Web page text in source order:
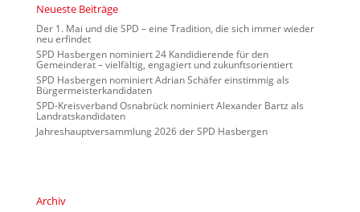
Neueste Beiträge
Der 1. Mai und die SPD – eine Tradition, die sich immer wieder
neu erfindet
SPD Hasbergen nominiert 24 Kandidierende für den
Gemeinderat – vielfältig, engagiert und zukunftsorientiert
SPD Hasbergen nominiert Adrian Schäfer einstimmig als
Bürgermeisterkandidaten
SPD-Kreisverband Osnabrück nominiert Alexander Bartz als
Landratskandidaten
Jahreshauptversammlung 2026 der SPD Hasbergen
Archiv